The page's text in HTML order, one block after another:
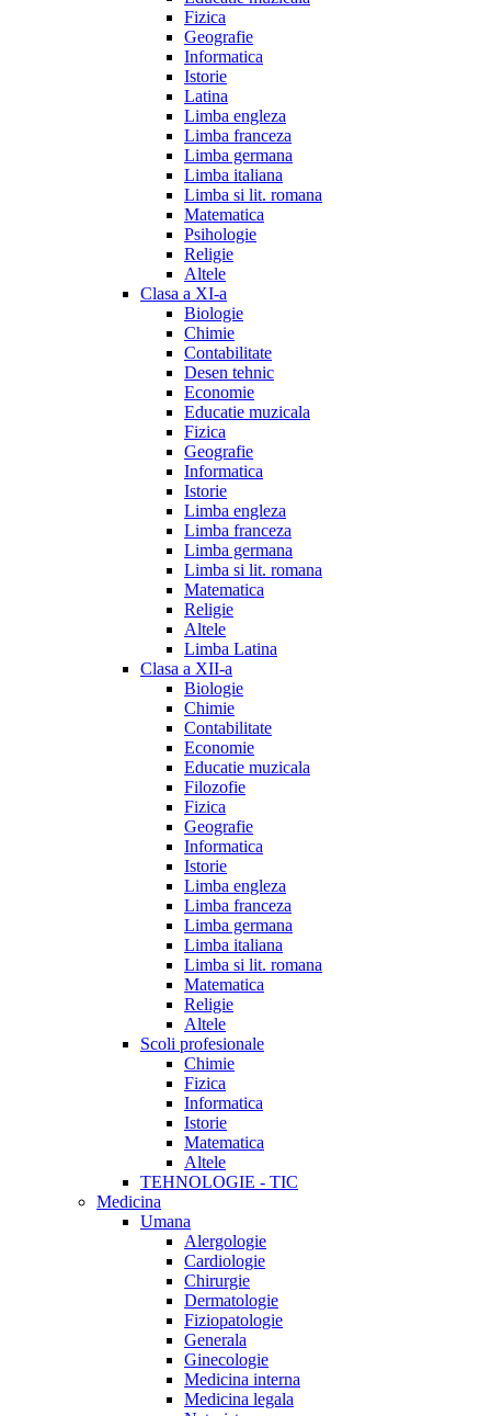
Fizica
Geografie
Informatica
Istorie
Latina
Limba engleza
Limba franceza
Limba germana
Limba italiana
Limba si lit. romana
Matematica
Psihologie
Religie
Altele
Clasa a XI-a
Biologie
Chimie
Contabilitate
Desen tehnic
Economie
Educatie muzicala
Fizica
Geografie
Informatica
Istorie
Limba engleza
Limba franceza
Limba germana
Limba si lit. romana
Matematica
Religie
Altele
Limba Latina
Clasa a XII-a
Biologie
Chimie
Contabilitate
Economie
Educatie muzicala
Filozofie
Fizica
Geografie
Informatica
Istorie
Limba engleza
Limba franceza
Limba germana
Limba italiana
Limba si lit. romana
Matematica
Religie
Altele
Scoli profesionale
Chimie
Fizica
Informatica
Istorie
Matematica
Altele
TEHNOLOGIE - TIC
Medicina
Umana
Alergologie
Cardiologie
Chirurgie
Dermatologie
Fiziopatologie
Generala
Ginecologie
Medicina interna
Medicina legala